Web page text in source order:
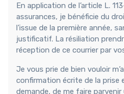
En application de l’article L.
assurances, je bénéficie du
l’issue de la première année,
justificatif. La résiliation
réception de ce courrier par
Je vous prie de bien vouloir
confirmation écrite de la prise
demande, de me faire